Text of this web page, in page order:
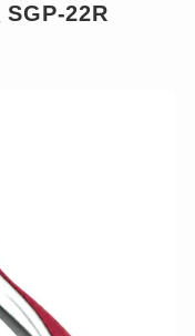
SGP-22R